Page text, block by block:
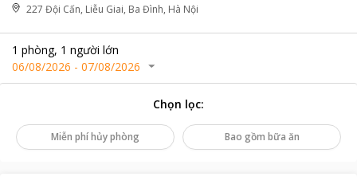
227 Đội Cấn, Liễu Giai, Ba Đình, Hà Nội
1 phòng, 1 người lớn
06/08/2026 - 07/08/2026
Chọn lọc:
Miễn phí hủy phòng Bao gồm bữa ăn